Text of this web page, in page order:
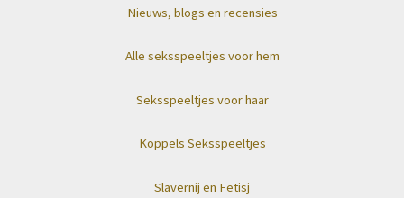
Nieuws, blogs en recensies
Alle seksspeeltjes voor hem
Seksspeeltjes voor haar
Koppels Seksspeeltjes
Slavernij en Fetisj